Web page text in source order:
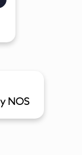
NOS